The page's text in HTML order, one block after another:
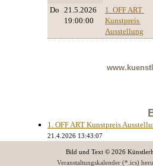
Do 21.5.2026
19:00:00
1. OFF ART
Kunstpreis
Ausstellung
1. OFF ART Kunstpreis
21.4.2026 13:43:07
Bild und Text © 2026
Veranstaltungskalender (*.ics)